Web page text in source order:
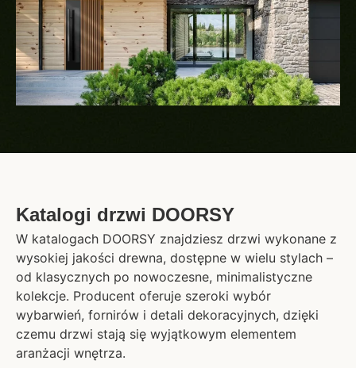
Katalogi drzwi DOORSY
W katalogach DOORSY znajdziesz drzwi wykonane z
wysokiej jakości drewna, dostępne w wielu stylach –
od klasycznych po nowoczesne, minimalistyczne
kolekcje. Producent oferuje szeroki wybór
wybarwień, fornirów i detali dekoracyjnych, dzięki
czemu drzwi stają się wyjątkowym elementem
aranżacji wnętrza.